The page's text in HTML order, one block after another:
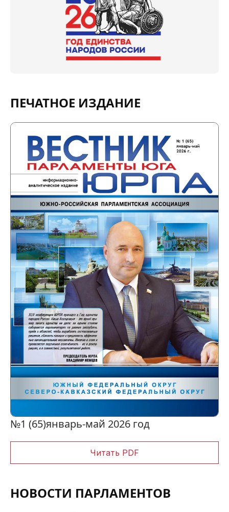
НОВОСТИ ПАРЛАМЕНТОВ
ПЕЧАТНОЕ ИЗДАНИЕ
№1 (65)январь-май 2026 год
Читать PDF